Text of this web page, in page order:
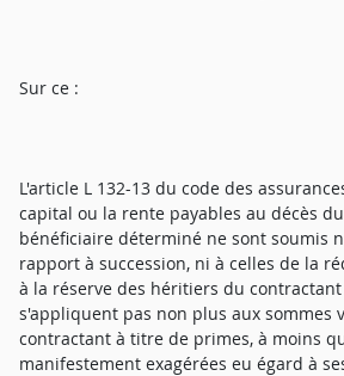
Sur ce :
L'article L 132-13 du code des
capital ou la rente payables au décès
bénéficiaire déterminé ne sont soumis
rapport à succession, ni à celles de la
à la réserve des héritiers du
s'appliquent pas non plus aux sommes
contractant à titre de primes, à moins
manifestement exagérées eu égard à